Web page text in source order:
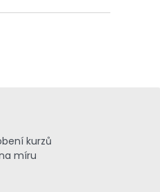
kurzů
míru